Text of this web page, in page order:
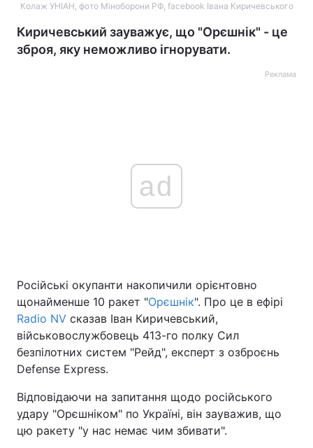
Головна Війна
Україна Політика
Економіка Світ
Спорт Наука
Техно і зв'язок Лайт
Колаж УНІАН, фото Міноборони РФ, facebook Івана Киричевського
Киричевський зауважує, що "Орєшнік" - це
зброя, яку неможливо ігнорувати.
Реклама
ad
Російські окупанти накопичили орієнтовно
щонайменше 10 ракет "Орєшнік". Про це в ефірі
Radio NV сказав Іван Киричевський,
військовослужбовець 413-го полку Сил
безпілотних систем "Рейд", експерт з озброєнь
Defense Express.
Відповідаючи на запитання щодо російського
удару "Орєшніком" по Україні, він зауважив, що
цю ракету "у нас немає чим збивати".